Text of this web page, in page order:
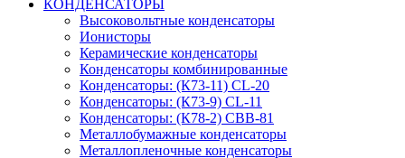
КОНДЕНСАТОРЫ
Высоковольтные конденсаторы
Ионисторы
Керамические конденсаторы
Конденсаторы комбинированные
Конденсаторы: (К73-11) CL-20
Конденсаторы: (К73-9) CL-11
Конденсаторы: (К78-2) CBB-81
Металлобумажные конденсаторы
Металлопленочные конденсаторы